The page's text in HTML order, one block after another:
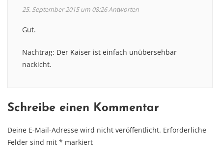
25. September 2015 um 08:26Antworten
Gut.
Nachtrag: Der Kaiser ist einfach unübersehbar
nackicht.
Schreibe einen Kommentar
Deine E-Mail-Adresse wird nicht veröffentlicht. Erforderliche
Felder sind mit * markiert